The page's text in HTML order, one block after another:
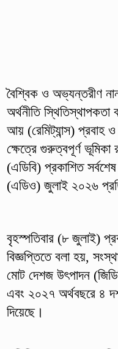
বৈশ্বিক ও অভ্যন্তরীণ
অর্থনীতি স্থিতিস্থাপকতা
আয় (রেমিট্যান্স) প্রবাহ
ক্ষেত্রে গুরুত্বপূর্ণ ভূমিকা
(এডিবি) প্রকাশিত
(এডিও) জুলাই ২০২৬
বৃহস্পতিবার (৮ জুলাই)
বিজ্ঞপ্তিতে বলা হয়,
মোট দেশজ উৎপাদন
এবং ২০২৭ অর্থবছরে ৪
দিয়েছে।